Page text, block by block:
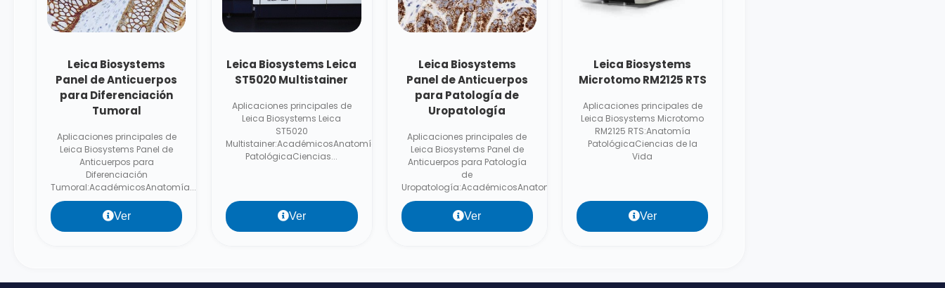
Leica Biosystems
Panel de Anticuerpos
para Diferenciación
Tumoral
Aplicaciones principales de
Leica Biosystems Panel de
Anticuerpos para
Diferenciación
Tumoral:AcadémicosAnatomía...
Ver
Leica Biosystems Leica
ST5020 Multistainer
Aplicaciones principales de
Leica Biosystems Leica
ST5020
Multistainer:AcadémicosAnatomía
PatológicaCiencias...
Ver
Leica Biosystems
Panel de Anticuerpos
para Patología de
Uropatología
Aplicaciones principales de
Leica Biosystems Panel de
Anticuerpos para Patología
de
Uropatología:AcadémicosAnatomía...
Ver
Leica Biosystems
Microtomo RM2125 RTS
Aplicaciones principales de
Leica Biosystems Microtomo
RM2125 RTS:Anatomía
PatológicaCiencias de la
Vida
Ver